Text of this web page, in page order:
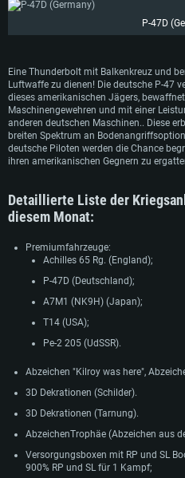
Für
Betriebssystem: Windows 10 (64bit)
Prozessor: Dual-Core 2.2 GHz
Arbeitsspeicher: 4GB
DirectX 11 fähige Grafikkarte: AMD
Festplatte: 21,5 GB (minimaler Client)
Empfohlen
Betriebssystem: Windows 10/11
Prozessor: Intel Core i5 / Ryzen 5 3600
Betriebssystem: Mac OS Big Sur 11.0
Prozessor: Intel Core i5, 2.2 GHz (Intel
geringste Auflösung des Spiels beträgt
Netzwerk: Breitband-
Festplatte: 21,5 GB (minimaler Client)
Empfohlen
Prozessor: Intel Core i7 (Intel Xeon
Betriebssystem: neueste 64bit Linux
Prozessor: Dual-Core 2.4 GHz
Arbeitsspeicher: 4 GB
Grafikkarte: NVIDIA 660 mit den
Monate); die geringste Auflösung für
Netzwerk: Breitband-Internetverbindung
Festplatte: 21,5 GB (minimaler Client)
Empfohlen
Betriebssystem: Ubuntu 20.04 64bit
P-47D
Eine Thunderbolt mit Balkenkreuz und
Luftwaffe zu dienen! Die deutsche P-47
dieses amerikanischen Jägers,
Maschinengewehren und mit einer
anderen deutschen Maschinen.. Diese
breiten Spektrum an
deutsche Piloten werden die Chance
ihren amerikanischen Gegnern zu
Detaillierte Liste der
diesem Monat:
Premiumfahrzeuge:
Achilles 65 Rg. (England);
P-47D (Deutschland);
А7М1 (NK9H) (Japan);
T14 (USA);
Pe-2 205 (UdSSR).
Abzeichen "Kilroy was here",
3D Dekrationen (Schilder).
3D Dekrationen (Tarnung).
AbzeichenTrophäe (Abzeichen aus
Versorgungsboxen mit RP und SL
900% RP und SL für 1 Kampf;